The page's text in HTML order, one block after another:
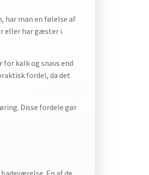
har man en følelse af
eller har gæster i
kalk og snavs end
fordel, da det
Disse fordele gør
En af de